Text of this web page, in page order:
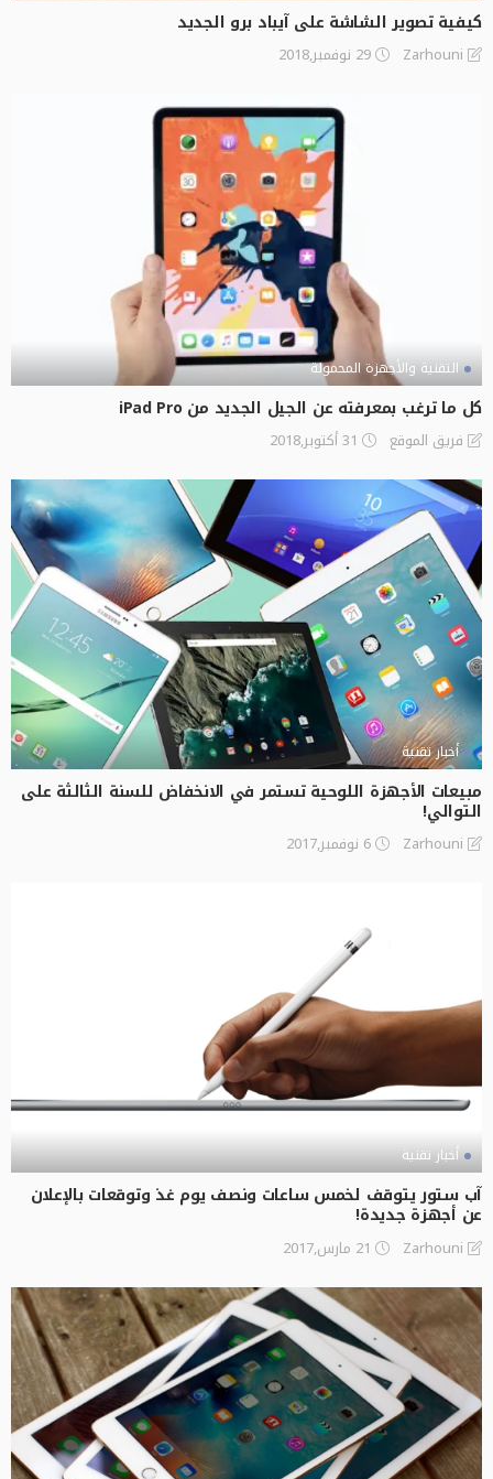
كيفية تصوير الشاشة على آيباد برو الجديد
Zarhouni 29 نوفمبر,2018
التقنية والأجهزة المحمولة
كل ما ترغب بمعرفته عن الجيل الجديد من iPad Pro
فريق الموقع 31 أكتوبر,2018
أخبار تقنية
مبيعات الأجهزة اللوحية تستمر في الانخفاض للسنة الثالثة على
التوالي!
Zarhouni 6 نوفمبر,2017
أخبار تقنية
آب ستور يتوقف لخمس ساعات ونصف يوم غذ وتوقعات بالإعلان
عن أجهزة جديدة!
Zarhouni 21 مارس,2017